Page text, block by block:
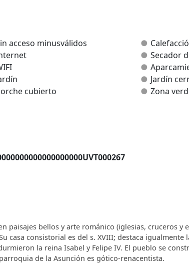
acceso minusválidos
Secador
Jardín
cubierto Zona
paisajes bellos y arte románico (iglesias, cruceros y
casa consistorial es del s. XVIII; destaca igualmente
la reina Isabel y Felipe IV. El pueblo se
de la Asunción es gótico-renacentista.